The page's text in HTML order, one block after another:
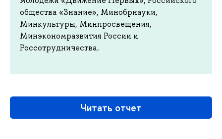
общества «Знание», Минобрнауки,
Минкультуры, Минпросвещения,
Минэкономразвития России и
Россотрудничества.
Читать отчет